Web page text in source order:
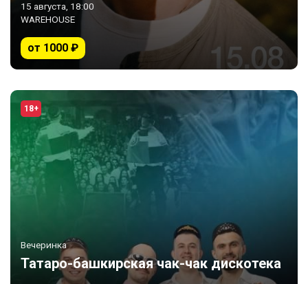
15 августа, 18:00
WAREHOUSE
от 1000 ₽
18+
Вечеринка
Татаро-башкирская чак-чак дискотека